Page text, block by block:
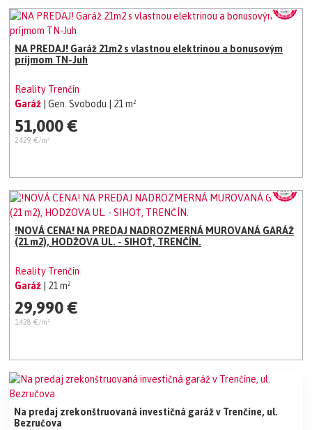
NA PREDAJ! Garáž 21m2 s vlastnou elektrinou a bonusovým
príjmom TN-Juh
Reality Trenčín
Garáž
| Gen. Svobodu | 21 m²
51,000 €
2429 €/m²
!NOVÁ CENA! NA PREDAJ NADROZMERNÁ MUROVANÁ GARÁŽ
(21 m2), HODŽOVA UL. - SIHOŤ, TRENČÍN.
Reality Trenčín
Garáž
| 21 m²
29,990 €
1428 €/m²
Na predaj zrekonštruovaná investičná garáž v Trenčíne, ul.
Bezručova